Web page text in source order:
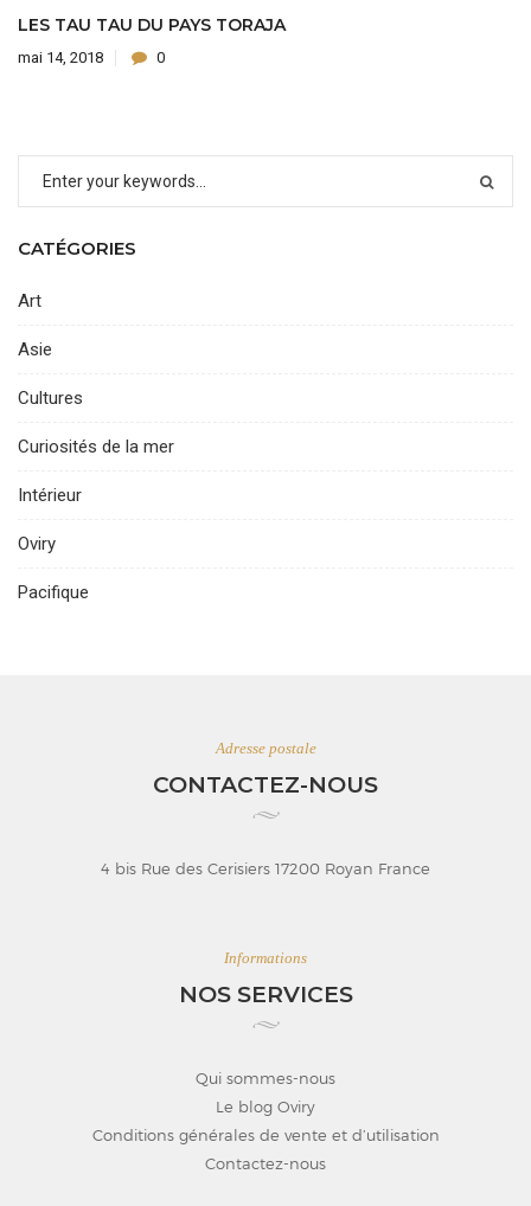
LES TAU TAU DU PAYS TORAJA
mai 14, 2018 0
CATÉGORIES
Art
Asie
Cultures
Curiosités de la mer
Intérieur
Oviry
Pacifique
Adresse postale
CONTACTEZ-NOUS
4 bis Rue des Cerisiers 17200 Royan France
Informations
NOS SERVICES
Qui sommes-nous
Le blog Oviry
Conditions générales de vente et d’utilisation
Contactez-nous